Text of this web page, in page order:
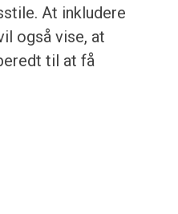
At inkludere
også vise, at
til at få